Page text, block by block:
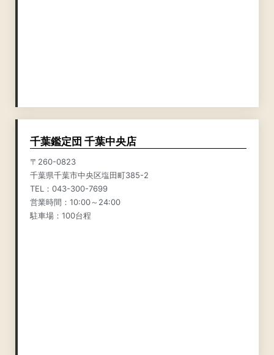
千葉鑑定団 千葉中央店
〒260-0823
千葉県千葉市中央区塩田町385-2
TEL：043-300-7699
営業時間：10:00～24:00
駐車場：100台程